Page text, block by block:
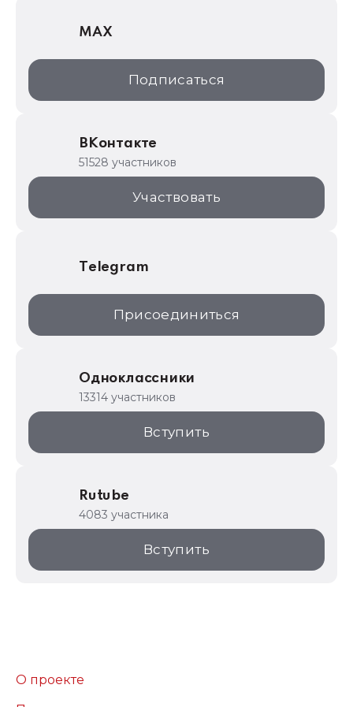
1С:Дистрибьюция
1С:Образование
ИТС.1C.ru
1С:Торговая площадка
MAX
Подписаться
ВКонтакте
51528 участников
Участвовать
Telegram
Присоединиться
Одноклассники
13314 участников
Вступить
Rutube
4083 участника
Вступить
О проекте